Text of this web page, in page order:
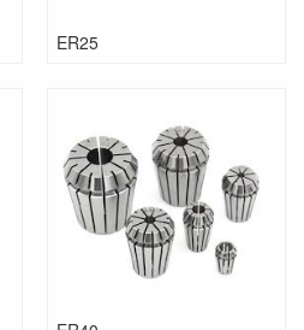
ER25